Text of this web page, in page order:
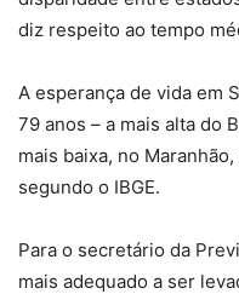
diz respeito ao tempo
A esperança de vida em
79 anos – a mais alta do
mais baixa, no
segundo o IBGE.
Para o secretário da
mais adequado a ser